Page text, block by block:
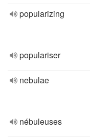
popularizing
populariser
nebulae
nébuleuses